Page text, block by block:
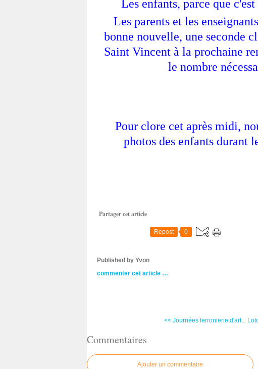
Les enfants, parce que
Les parents et les
bonne nouvelle, une seconde
Saint Vincent à la prochaine
le nombre
Pour clore cet après midi,
photos des enfants durant
Partager cet article
Repost 0
Published by Yvon
commenter cet article …
<< Journées ferronierie d'art...
Commentaires
Ajouter un commentaire